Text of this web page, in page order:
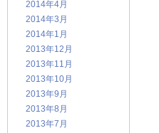
2014年4月
2014年3月
2014年1月
2013年12月
2013年11月
2013年10月
2013年9月
2013年8月
2013年7月